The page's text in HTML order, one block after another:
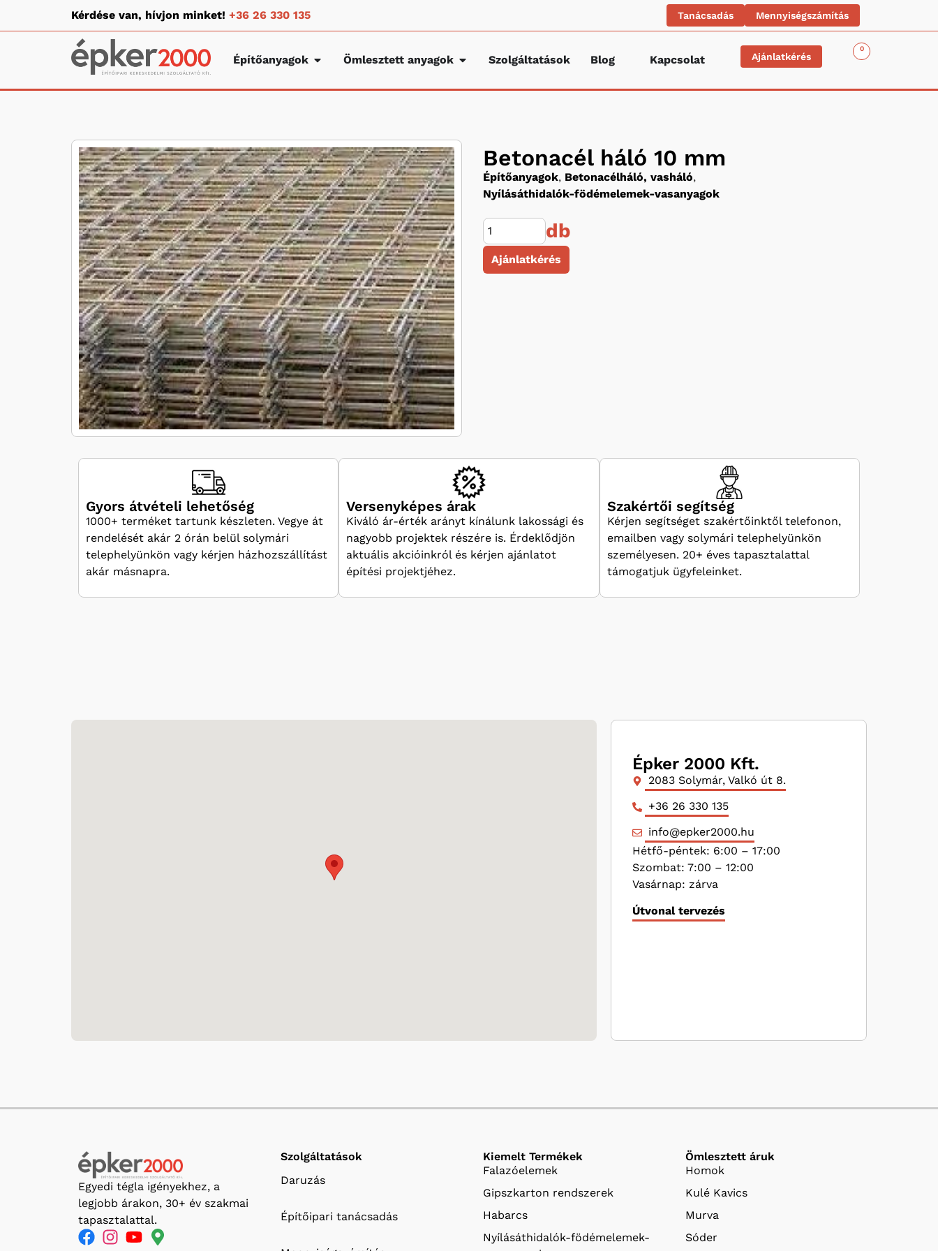
Kérdése van, hívjon minket! +36 26 330 135 Tanácsadás Mennyiségszámítás
Építőanyagok Ömlesztett anyagok Szolgáltatások Blog Kapcsolat Ajánlatkérés
0
Betonacél háló 10 mm
Építőanyagok, Betonacélháló, vasháló,
Nyílásáthidalók-födémelemek-vasanyagok
db
Ajánlatkérés
Gyors átvételi lehetőség
1000+ terméket tartunk készleten. Vegye át
rendelését akár 2 órán belül solymári
telephelyünkön vagy kérjen házhozszállítást
akár másnapra.
Versenyképes árak
Kiváló ár-érték arányt kínálunk lakossági és
nagyobb projektek részére is. Érdeklődjön
aktuális akcióinkról és kérjen ajánlatot
építési projektjéhez.
Szakértői segítség
Kérjen segítséget szakértőinktől telefonon,
emailben vagy solymári telephelyünkön
személyesen. 20+ éves tapasztalattal
támogatjuk ügyfeleinket.
Épker 2000 Kft.
2083 Solymár, Valkó út 8.
+36 26 330 135
info@epker2000.hu
Hétfő-péntek: 6:00 – 17:00
Szombat: 7:00 – 12:00
Vasárnap: zárva
Útvonal tervezés
Egyedi tégla igényekhez, a
legjobb árakon, 30+ év szakmai
tapasztalattal.
Szolgáltatások
Daruzás
Építőipari tanácsadás
Kiemelt Termékek
Falazóelemek
Gipszkarton rendszerek
Habarcs
Nyílásáthidalók-födémelemek-
Ömlesztett áruk
Homok
Kulé Kavics
Murva
Sóder